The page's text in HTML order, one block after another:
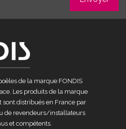
de la marque FONDIS
Les produits de la marque
sont distribués en France par
de revendeurs/installateurs
et compétents.